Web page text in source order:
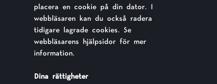
placera en cookie på din dator. I
webbläsaren kan du också radera
tidigare lagrade cookies. Se
webbläsarens hjälpsidor för mer
information.
Dina rättigheter